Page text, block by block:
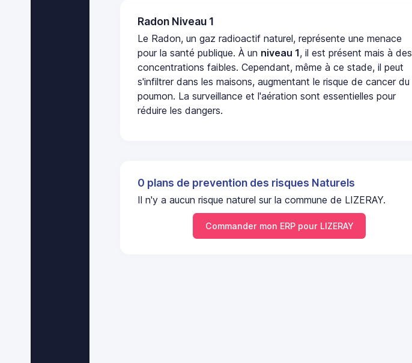
Radon Niveau 1
Le Radon, un gaz radioactif naturel, représente une menace
pour la santé publique. À un niveau 1, il est présent mais à des
concentrations faibles. Cependant, même à ce stade, il peut
s'infiltrer dans les maisons, augmentant le risque de cancer du
poumon. La surveillance et l'aération sont essentielles pour
réduire les dangers.
0 plans de prevention des risques Naturels
Il n'y a aucun risque naturel sur la commune de LIZERAY.
Commander mon ERP pour LIZERAY